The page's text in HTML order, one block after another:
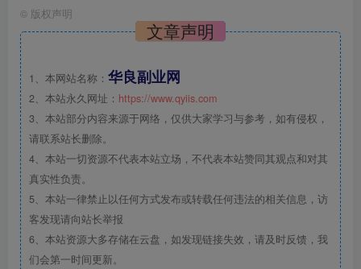
© 版权声明
文章声明
1、本网站名称： 华良副业网
2、本站永久网址： https://www.qyiis.com
3、本站部分内容来源于网络，仅供大家学习与参考，如有侵权，
请联系站长删除。
4、本站一切资源不代表本站立场，不代表本站赞同其观点和对其
真实性负责。
5、本站一律禁止以任何方式发布或转载任何违法的相关信息，访
客发现请向站长举报
6、本站资源大多存储在云盘，如发现链接失效，请及时反馈，我
们会第一时间更新。